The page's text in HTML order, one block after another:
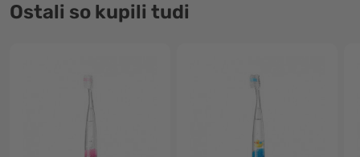
Ostali so kupili tudi